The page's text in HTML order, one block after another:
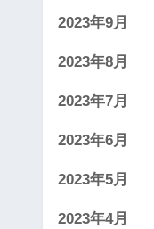
2023年9月
2023年8月
2023年7月
2023年6月
2023年5月
2023年4月